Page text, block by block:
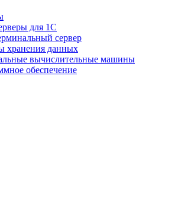
для 1С
сервер
хранения данных
вычислительные машины
обеспечение